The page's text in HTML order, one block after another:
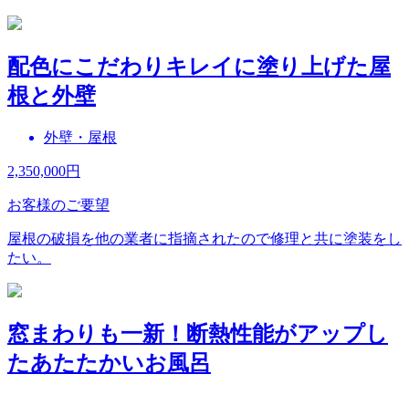
配色にこだわりキレイに塗り上げた屋
根と外壁
外壁・屋根
2,350,000円
お客様のご要望
屋根の破損を他の業者に指摘されたので修理と共に塗装をし
たい。
窓まわりも一新！断熱性能がアップし
たあたたかいお風呂